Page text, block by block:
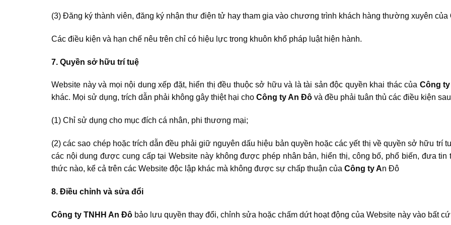
(3) Đăng ký thành viên, đăng ký nhận thư điện tử hay tham gia vào chương trình khách hàng thường xuyên của
Các điều kiện và hạn chế nêu trên chỉ có hiệu lực trong khuôn khổ pháp luật hiện hành.
7. Quyền sở hữu trí tuệ
Website này và mọi nội dung xếp đặt, hiển thị đều thuộc sở hữu và là tài sản độc quyền khai thác của Công
khác. Mọi sử dụng, trích dẫn phải không gây thiệt hại cho Công ty An Đô và đều phải tuân thủ các điều kiện
(1) Chỉ sử dụng cho mục đích cá nhân, phi thương mại;
(2) các sao chép hoặc trích dẫn đều phải giữ nguyên dấu hiệu bản quyền hoặc các yết thị về quyền sở hữu trí
các nội dung được cung cấp tại Website này không được phép nhân bản, hiển thị, công bố, phổ biến, đưa
thức nào, kể cả trên các Website độc lập khác mà không được sự chấp thuận của Công ty An Đô
8. Điều chỉnh và sửa đổi
Công ty TNHH An Đô bảo lưu quyền thay đổi, chỉnh sửa hoặc chấm dứt hoạt động của Website này vào bất